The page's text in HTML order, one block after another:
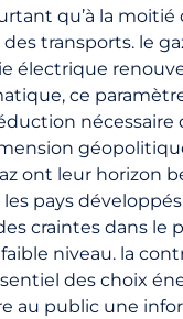
qu’à la moitié
transports. le
électrique
ce
nécessaire
ont leur horizon
pays
craintes dans le
niveau. la
des choix
au public une